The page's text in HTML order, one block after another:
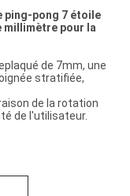
ping-pong 7 étoile
millimètre pour la
de 7mm, une
stratifiée,
de la rotation
de l'utilisateur.